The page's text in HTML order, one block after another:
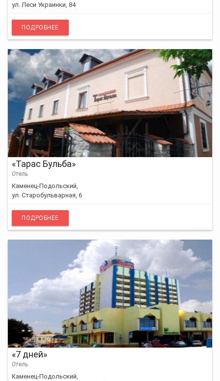
ул. Леси Украинки, 84
ПОДРОБНЕЕ
«Тарас Бульба»
Отель
Каменец-Подольский,
ул. Старобульварная, 6
ПОДРОБНЕЕ
«7 дней»
Отель
Каменец-Подольский,